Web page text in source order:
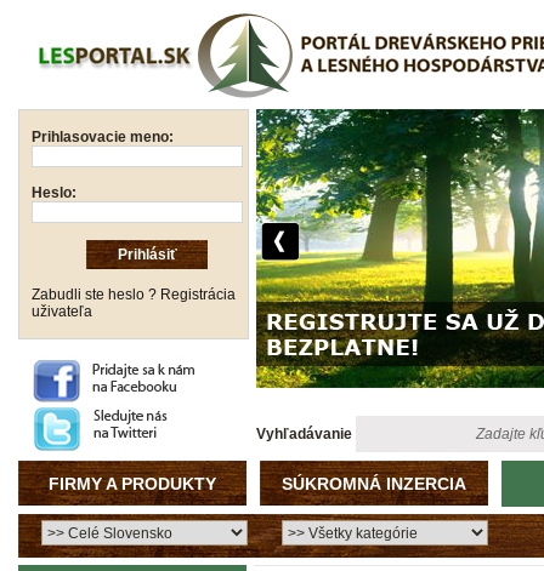
Prihlasovacie meno:
Heslo:
Zabudli ste heslo ? Registrácia
uživateľa
Vyhľadávanie
FIRMY A PRODUKTY SÚKROMNÁ INZERCIA